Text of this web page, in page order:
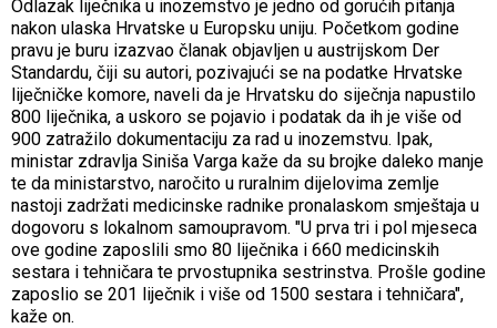
Odlazak liječnika u inozemstvo je jedno od gorućih pitanja
nakon ulaska Hrvatske u Europsku uniju. Početkom godine
pravu je buru izazvao članak objavljen u austrijskom Der
Standardu, čiji su autori, pozivajući se na podatke Hrvatske
liječničke komore, naveli da je Hrvatsku do siječnja napustilo
800 liječnika, a uskoro se pojavio i podatak da ih je više od
900 zatražilo dokumentaciju za rad u inozemstvu. Ipak,
ministar zdravlja Siniša Varga kaže da su brojke daleko manje
te da ministarstvo, naročito u ruralnim dijelovima zemlje
nastoji zadržati medicinske radnike pronalaskom smještaja u
dogovoru s lokalnom samoupravom. "U prva tri i pol mjeseca
ove godine zaposlili smo 80 liječnika i 660 medicinskih
sestara i tehničara te prvostupnika sestrinstva. Prošle godine
zaposlio se 201 liječnik i više od 1500 sestara i tehničara",
kaže on.